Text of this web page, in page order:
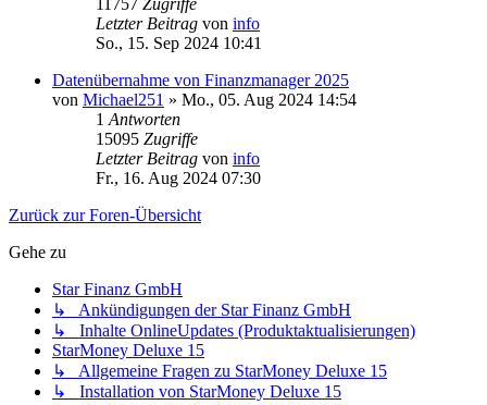
11757 Zugriffe
Letzter Beitrag von info
So., 15. Sep 2024 10:41
Datenübernahme von Finanzmanager 2025
von Michael251 » Mo., 05. Aug 2024 14:54
1 Antworten
15095 Zugriffe
Letzter Beitrag von info
Fr., 16. Aug 2024 07:30
Zurück zur Foren-Übersicht
Gehe zu
Star Finanz GmbH
↳ Ankündigungen der Star Finanz GmbH
↳ Inhalte OnlineUpdates (Produktaktualisierungen)
StarMoney Deluxe 15
↳ Allgemeine Fragen zu StarMoney Deluxe 15
↳ Installation von StarMoney Deluxe 15